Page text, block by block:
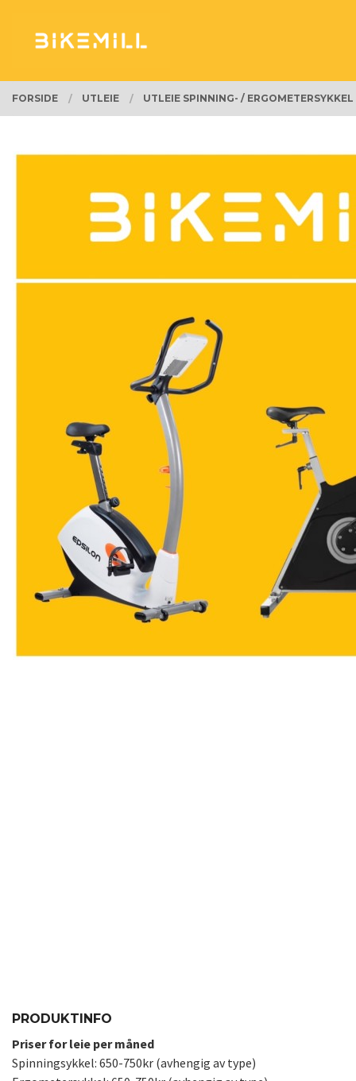
innholdet
FORSIDE UTLEIE UTLEIE SPINNING- / ERGOMETERSYKKEL
PRODUKTINFO
Priser for leie per måned
Spinningsykkel: 650-750kr (avhengig av type)